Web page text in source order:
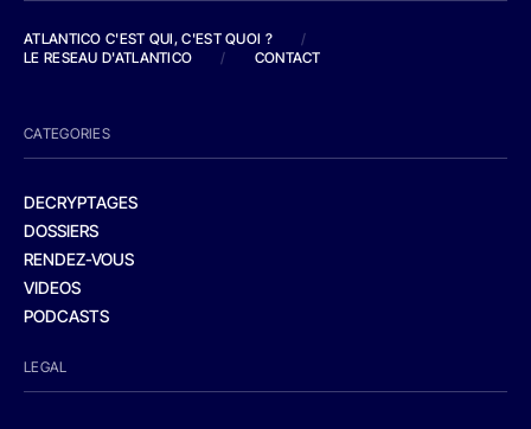
ATLANTICO C'EST QUI, C'EST QUOI ?
/
LE RESEAU D'ATLANTICO
/ CONTACT
CATEGORIES
DECRYPTAGES
DOSSIERS
RENDEZ-VOUS
VIDEOS
PODCASTS
LEGAL